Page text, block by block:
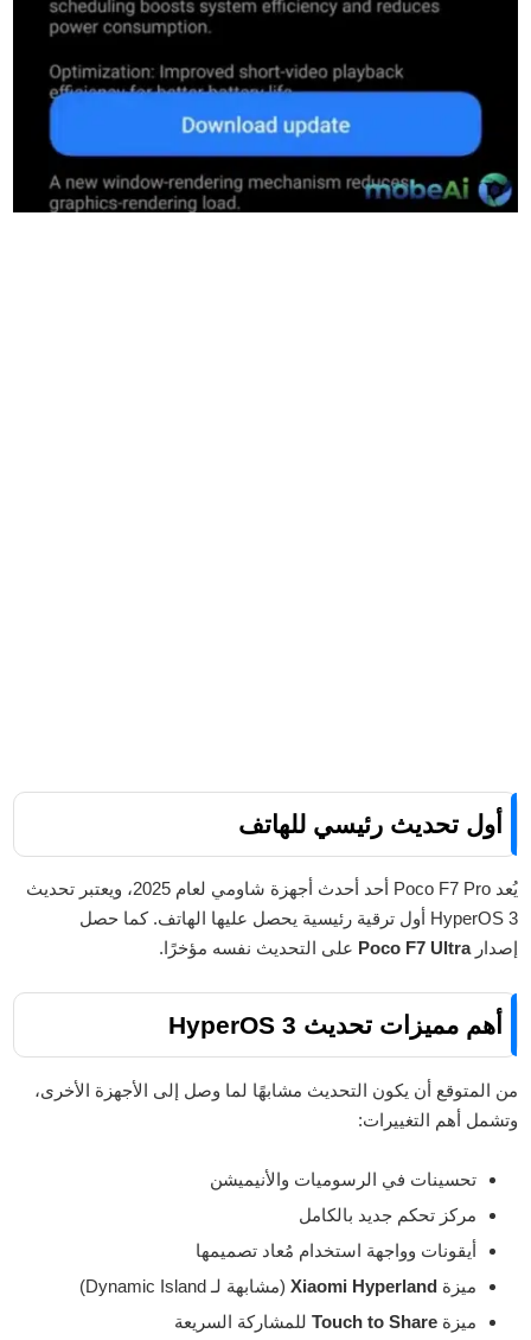
أول تحديث رئيسي للهاتف
يُعد Poco F7 Pro أحد أحدث أجهزة شاومي لعام 2025، ويعتبر تحديث
HyperOS 3 أول ترقية رئيسية يحصل عليها الهاتف. كما حصل
إصدارPoco F7 Ultra على التحديث نفسه مؤخرًا.
أهم مميزات تحديث HyperOS 3
من المتوقع أن يكون التحديث مشابهًا لما وصل إلى الأجهزة الأخرى،
وتشمل أهم التغييرات:
تحسينات في الرسوميات والأنيميشن
مركز تحكم جديد بالكامل
أيقونات وواجهة استخدام مُعاد تصميمها
ميزة Xiaomi Hyperland (مشابهة لـ Dynamic Island)
ميزة Touch to Share للمشاركة السريعة